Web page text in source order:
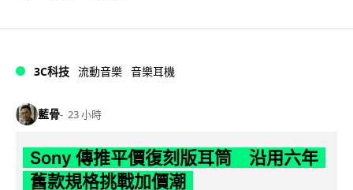
3C科技 流動音樂 音樂耳機
藍骨 23 小時
Sony 傳推平價復刻版耳筒 沿用六年
舊款規格挑戰加價潮